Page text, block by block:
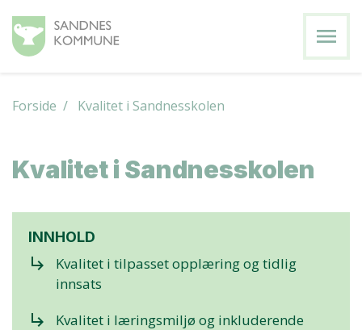
menu
Forside / Kvalitet i Sandnesskolen
Kvalitet i Sandnesskolen
INNHOLD
subdirectory_arrow_right
Kvalitet i tilpasset opplæring og tidlig
innsats
subdirectory_arrow_right
Kvalitet i læringsmiljø og inkluderende